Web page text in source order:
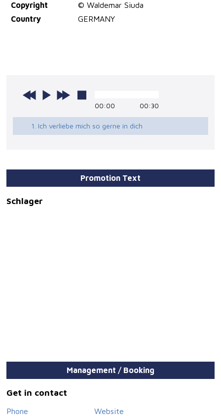
Copyright
© Waldemar Siuda
Country
GERMANY
00:00 00:30
1. Ich verliebe mich so gerne in dich
Promotion Text
Schlager
Management / Booking
Get in contact
Phone Website